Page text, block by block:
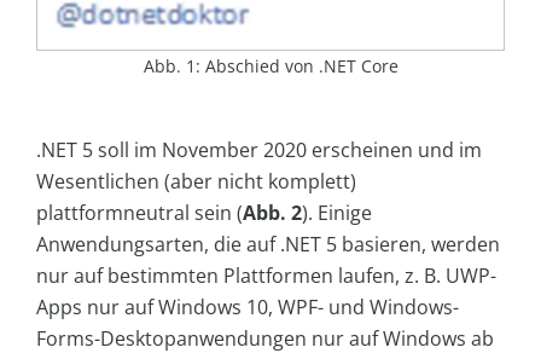
Abb. 1: Abschied von .NET Core
.NET 5 soll im November 2020 erscheinen und im
Wesentlichen (aber nicht komplett)
plattformneutral sein (Abb. 2). Einige
Anwendungsarten, die auf .NET 5 basieren, werden
nur auf bestimmten Plattformen laufen, z. B. UWP-
Apps nur auf Windows 10, WPF- und Windows-
Forms-Desktopanwendungen nur auf Windows ab